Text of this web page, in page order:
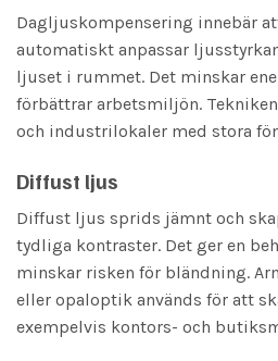
Dagljuskompensering innebär
automatiskt anpassar
ljuset i rummet. Det minskar
förbättrar arbetsmiljön.
och industrilokaler med stora
Diffust ljus
Diffust ljus sprids jämnt och
tydliga kontraster. Det ger en
minskar risken för bländning.
eller opaloptik används för att
exempelvis kontors- och